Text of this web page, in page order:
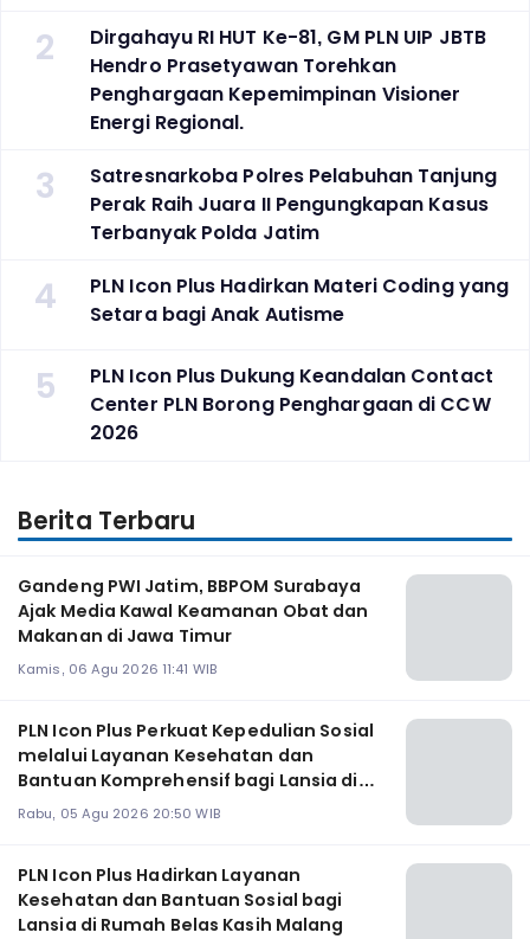
2
Dirgahayu RI HUT Ke-81, GM PLN UIP JBTB
Hendro Prasetyawan Torehkan
Penghargaan Kepemimpinan Visioner
Energi Regional.
3
Satresnarkoba Polres Pelabuhan Tanjung
Perak Raih Juara II Pengungkapan Kasus
Terbanyak Polda Jatim
4
PLN Icon Plus Hadirkan Materi Coding yang
Setara bagi Anak Autisme
5
PLN Icon Plus Dukung Keandalan Contact
Center PLN Borong Penghargaan di CCW
2026
Berita Terbaru
Gandeng PWI Jatim, BBPOM Surabaya
Ajak Media Kawal Keamanan Obat dan
Makanan di Jawa Timur
Kamis, 06 Agu 2026 11:41 WIB
PLN Icon Plus Perkuat Kepedulian Sosial
melalui Layanan Kesehatan dan
Bantuan Komprehensif bagi Lansia di
Malang
Rabu, 05 Agu 2026 20:50 WIB
PLN Icon Plus Hadirkan Layanan
Kesehatan dan Bantuan Sosial bagi
Lansia di Rumah Belas Kasih Malang